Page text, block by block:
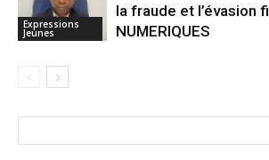
Expressions
Jeunes
la fraude et l’évasion
NUMERIQUES